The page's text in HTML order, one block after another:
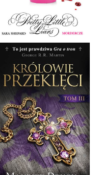
36,90 ZŁ
KRÓLOWIE PRZEKLĘCI.
TOM III
MAURICE DRUON
OPRAWA TWARDA
49,90 ZŁ